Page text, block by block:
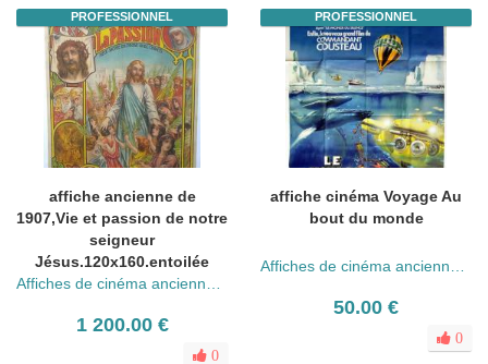
PROFESSIONNEL
affiche ancienne de
1907,Vie et passion de notre
seigneur
Jésus.120x160.entoilée
1 200.00 €
0
PROFESSIONNEL
affiche cinéma Voyage Au
bout du monde
50.00 €
0